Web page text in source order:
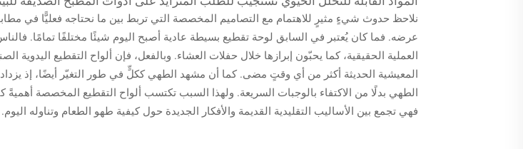
نلاحظ حدوث شيءٍ مثيرٍ للاهتمام مع التصاميم المخصصة التي تربط بين ما نحتاجه فعليًّا في
عرضه. فما كان يُعتبر في السابق لوحة تقطيع بسيطة عادية أصبح اليوم شيئًا مختلفًا تمامًا. فالناس
العملية الحقيقية، كما يحبّون إبرازها خلال حفلات العشاء. وبالفعل، فإن ألواح التقطيع اليدوية
المعيشية الحديثة أكثر من أي وقتٍ مضى. كما أن مشهد الطهي ككلٍّ في طور التغيّر أيضًا، إذ
الطهي بدلًا من الاكتفاء بالوجبات السريعة. ولهذا السبب تكتسب ألواح التقطيع المخصصة أهميةً
فهي تجمع بين الأساليب التقليدية القديمة والأفكار الجديدة حول كيفية طهو الطعام وتناوله اليوم.